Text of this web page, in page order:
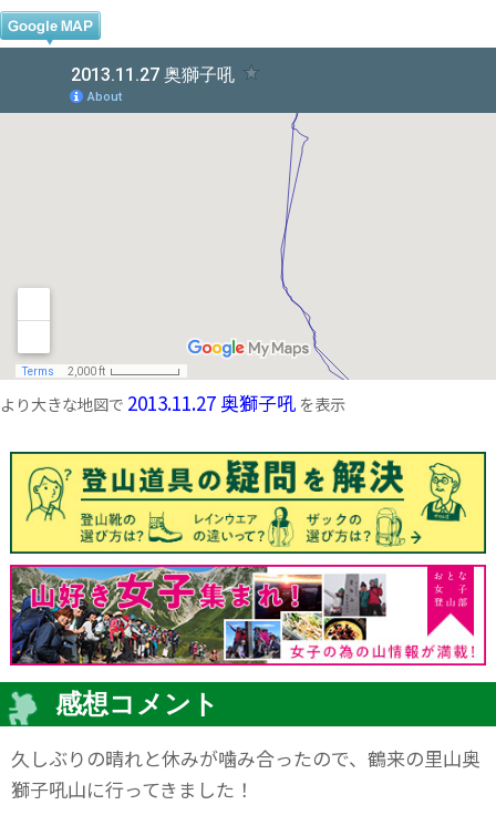
より大きな地図で 2013.11.27 奥獅子吼 を表示
感想コメント
久しぶりの晴れと休みが噛み合ったので、鶴来の里山奥
獅子吼山に行ってきました！